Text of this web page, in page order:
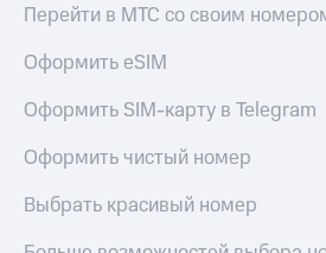
Перейти в МТС со своим
Оформить eSIM
Оформить SIM-карту в Telegram
Оформить чистый номер
Выбрать красивый номер